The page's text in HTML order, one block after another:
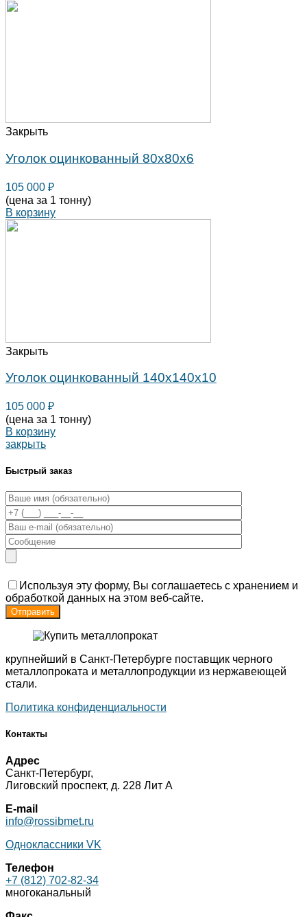
Закрыть
Уголок оцинкованный 80х80х6
105 000 ₽
(цена за 1 тонну)
В корзину
Закрыть
Уголок оцинкованный 140х140х10
105 000 ₽
(цена за 1 тонну)
В корзину
закрыть
Быстрый заказ
Используя эту форму, Вы соглашаетесь с хранением и
обработкой данных на этом веб-сайте.
крупнейший в Санкт-Петербурге поставщик черного
металлопроката и металлопродукции из нержавеющей
стали.
Политика конфиденциальности
Контакты
Адрес
Санкт-Петербург,
Лиговский проспект, д. 228 Лит А
E-mail
info@rossibmet.ru
Одноклассники VK
Телефон
+7 (812) 702-82-34
многоканальный